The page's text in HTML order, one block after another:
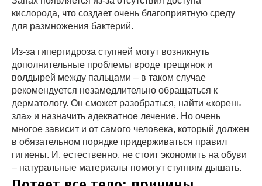
кислорода, что создает очень благоприятную среду
для размножения бактерий.
Из-за гипергидроза ступней могут возникнуть
дополнительные проблемы вроде трещинок и
волдырей между пальцами – в таком случае
рекомендуется незамедлительно обращаться к
дерматологу. Он сможет разобраться, найти «корень
зла» и назначить адекватное лечение. Но очень
многое зависит и от самого человека, который должен
в обязательном порядке придерживаться правил
гигиены. И, естественно, не стоит экономить на обуви
– натуральные материалы помогут ступням дышать.